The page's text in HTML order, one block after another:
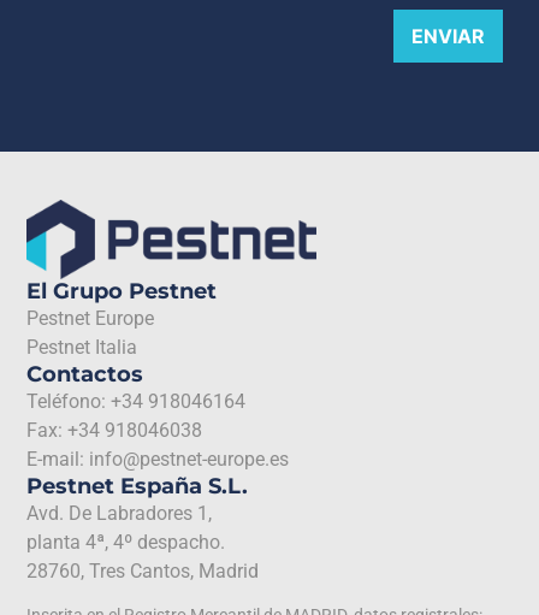
ENVIAR
Pestnet España S.L.
Avd. De Labradores 1,
planta 4ª, 4º despacho.
28760, Tres Cantos, Madrid
Contactos
Teléfono: +34 918046164
Fax: +34 918046038
E-mail: info@pestnet-europe.es
El Grupo Pestnet
Pestnet Europe
Pestnet Italia